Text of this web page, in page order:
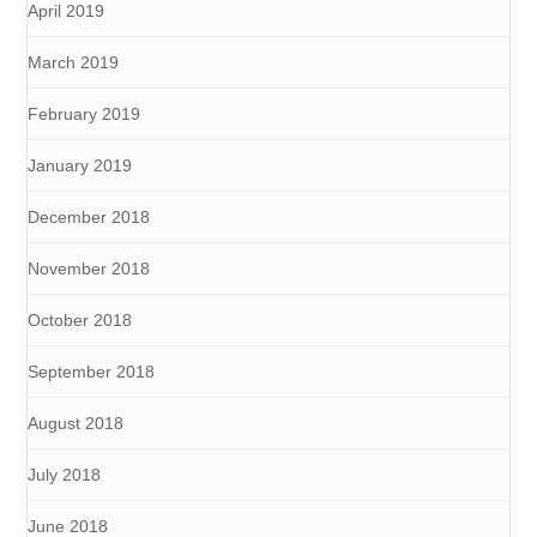
April 2019
March 2019
February 2019
January 2019
December 2018
November 2018
October 2018
September 2018
August 2018
July 2018
June 2018